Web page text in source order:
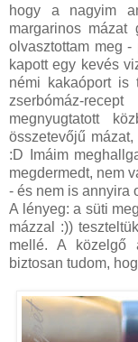
hogy a nagyim
margarinos mázat
olvasztottam meg
kapott egy kevés
némi kakaóport is
zserbómáz-
megnyugtatott
összetevőjű
:D Imáim
megdermedt, nem
- és nem is annyira
A lényeg: a süti
mázzal :))
mellé. A közelgő
biztosan tudom,